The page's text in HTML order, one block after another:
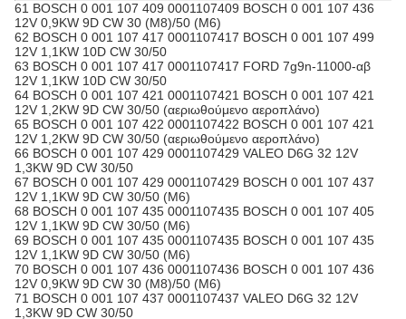
61 BOSCH 0 001 107 409 0001107409 BOSCH 0 001 107 436
12V 0,9KW 9D CW 30 (M8)/50 (M6)
62 BOSCH 0 001 107 417 0001107417 BOSCH 0 001 107 499
12V 1,1KW 10D CW 30/50
63 BOSCH 0 001 107 417 0001107417 FORD 7g9n-11000-αβ
12V 1,1KW 10D CW 30/50
64 BOSCH 0 001 107 421 0001107421 BOSCH 0 001 107 421
12V 1,2KW 9D CW 30/50 (αεριωθούμενο αεροπλάνο)
65 BOSCH 0 001 107 422 0001107422 BOSCH 0 001 107 421
12V 1,2KW 9D CW 30/50 (αεριωθούμενο αεροπλάνο)
66 BOSCH 0 001 107 429 0001107429 VALEO D6G 32 12V
1,3KW 9D CW 30/50
67 BOSCH 0 001 107 429 0001107429 BOSCH 0 001 107 437
12V 1,1KW 9D CW 30/50 (M6)
68 BOSCH 0 001 107 435 0001107435 BOSCH 0 001 107 405
12V 1,1KW 9D CW 30/50 (M6)
69 BOSCH 0 001 107 435 0001107435 BOSCH 0 001 107 435
12V 1,1KW 9D CW 30/50 (M6)
70 BOSCH 0 001 107 436 0001107436 BOSCH 0 001 107 436
12V 0,9KW 9D CW 30 (M8)/50 (M6)
71 BOSCH 0 001 107 437 0001107437 VALEO D6G 32 12V
1,3KW 9D CW 30/50